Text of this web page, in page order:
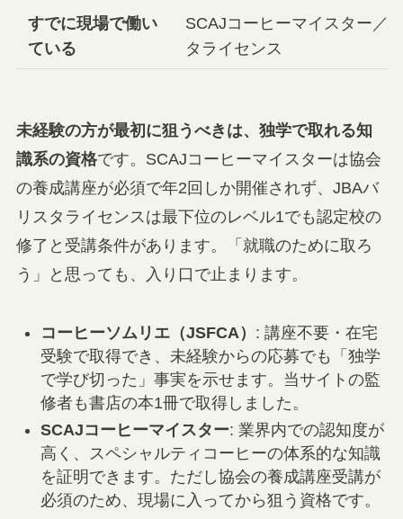
すでに現場で働い
ている
SCAJコーヒーマイスター／
タライセンス
未経験の方が最初に狙うべきは、独学で取れる知
識系の資格です。SCAJコーヒーマイスターは協会
の養成講座が必須で年2回しか開催されず、JBAバ
リスタライセンスは最下位のレベル1でも認定校の
修了と受講条件があります。「就職のために取ろ
う」と思っても、入り口で止まります。
コーヒーソムリエ（JSFCA） : 講座不要・在宅
受験で取得でき、未経験からの応募でも「独学
で学び切った」事実を示せます。当サイトの監
修者も書店の本1冊で取得しました。
SCAJコーヒーマイスター: 業界内での認知度が
高く、スペシャルティコーヒーの体系的な知識
を証明できます。ただし協会の養成講座受講が
必須のため、現場に入ってから狙う資格です。